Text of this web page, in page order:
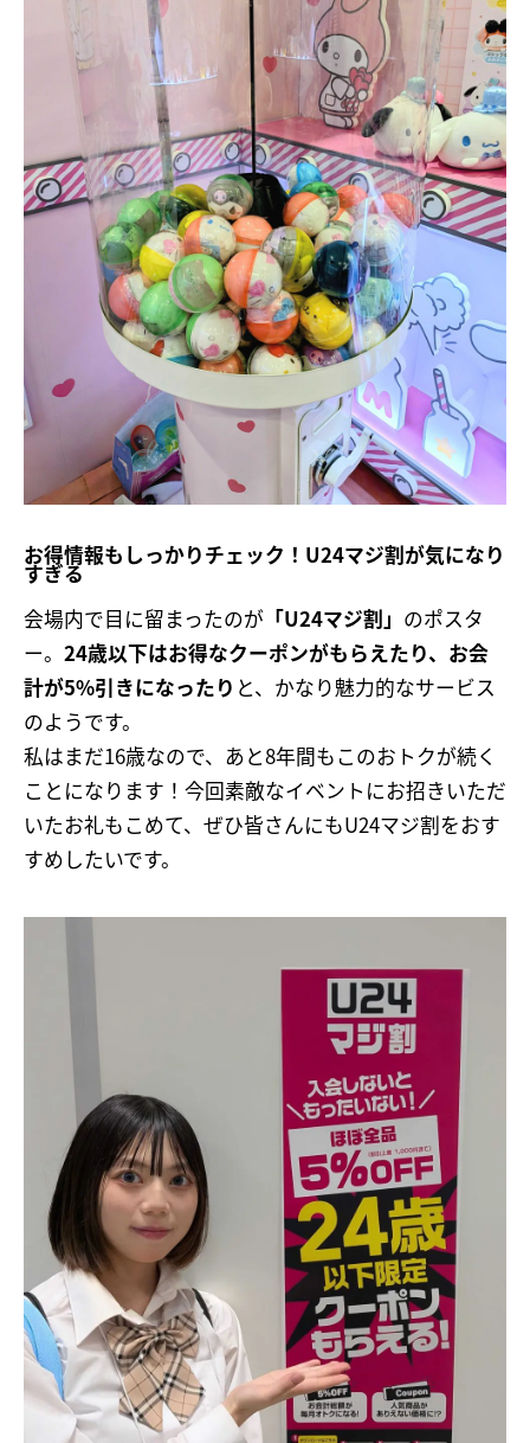
お得情報もしっかりチェック！U24マジ割が気になり
すぎる
会場内で目に留まったのが「U24マジ割」 のポスタ
ー。 24歳以下はお得なクーポンがもらえたり、お会
計が5%引きになったり と、かなり魅力的なサービス
のようです。
私はまだ16歳なので、あと8年間もこのおトクが続く
ことになります！今回素敵なイベントにお招きいただ
いたお礼もこめて、ぜひ皆さんにもU24マジ割をおす
すめしたいです。